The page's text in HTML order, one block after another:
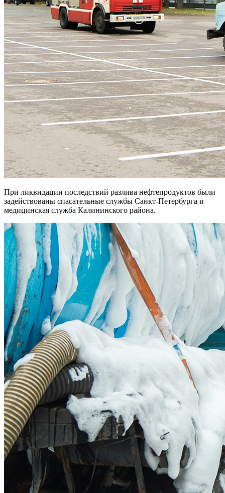
При ликвидации последствий разлива нефтепродуктов были
задействованы спасательные службы Санкт-Петербурга и
медицинская служба Калининского района.